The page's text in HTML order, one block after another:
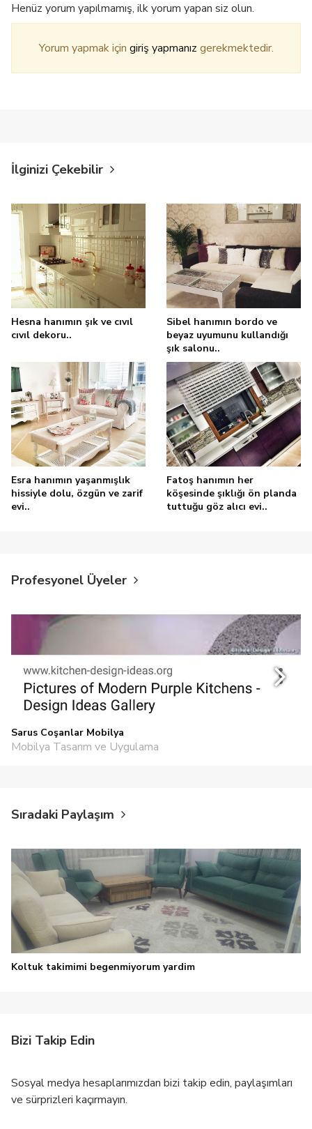
Henüz yorum yapılmamış, ilk yorum yapan siz olun.
Yorum yapmak için giriş yapmanız gerekmektedir.
İlginizi Çekebilir
Hesna hanımın şık ve cıvıl
cıvıl dekoru..
Sibel hanımın bordo ve
beyaz uyumunu kullandığı
şık salonu..
Esra hanımın yaşanmışlık
hissiyle dolu, özgün ve zarif
evi..
Fatoş hanımın her
köşesinde şıklığı ön planda
tuttuğu göz alıcı evi..
Profesyonel Üyeler
Sarus Coşanlar Mobilya
Mobilya Tasarım ve Uygulama
Sıradaki Paylaşım
Koltuk takimimi begenmiyorum yardim
Bizi Takip Edin
Sosyal medya hesaplarımızdan bizi takip edin, paylaşımları
ve sürprizleri kaçırmayın.